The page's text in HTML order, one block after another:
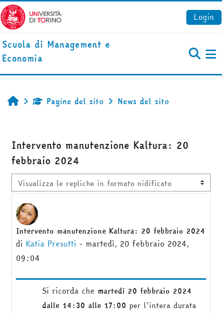
Vai al contenuto principale
Login
Scuola di Management e
Economia
HomePagine del sito News del sito
Intervento manutenzione Kaltura: 20
febbraio 2024
Modalità visualizzazione
Intervento manutenzione Kaltura: 20 febbraio 2024
di Katia Presutti - martedì, 20 febbraio 2024,
09:04
Numero di risposte: 0
Si ricorda che martedì 20 febbraio 2024
dalle 14:30 alle 17:00 per l'intera durata